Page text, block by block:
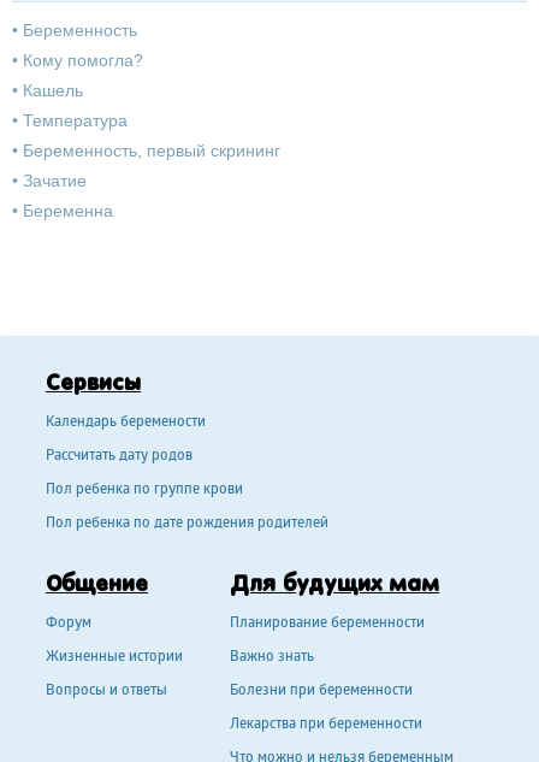
• Беременность
• Кому помогла?
• Кашель
• Температура
• Беременность, первый скрининг
• Зачатие
• Беременна
Сервисы
Календарь беремености
Рассчитать дату родов
Пол ребенка по группе крови
Пол ребенка по дате рождения родителей
Общение
Форум
Жизненные истории
Вопросы и ответы
Для будущих мам
Планирование беременности
Важно знать
Болезни при беременности
Лекарства при беременности